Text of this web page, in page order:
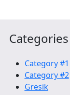
Categories
Category #1
Category #2
Gresik